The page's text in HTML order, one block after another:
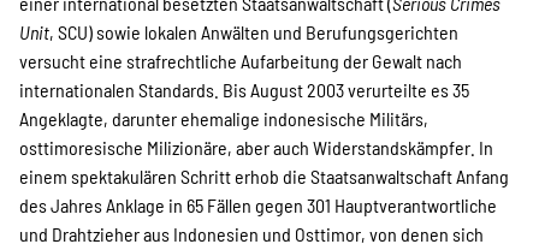
Unit, SCU) sowie lokalen Anwälten und Berufungsgerichten
versucht eine strafrechtliche Aufarbeitung der Gewalt nach
internationalen Standards. Bis August 2003 verurteilte es 35
Angeklagte, darunter ehemalige indonesische Militärs,
osttimoresische Milizionäre, aber auch Widerstandskämpfer. In
einem spektakulären Schritt erhob die Staatsanwaltschaft Anfang
des Jahres Anklage in 65 Fällen gegen 301 Hauptverantwortliche
und Drahtzieher aus Indonesien und Osttimor, von denen sich